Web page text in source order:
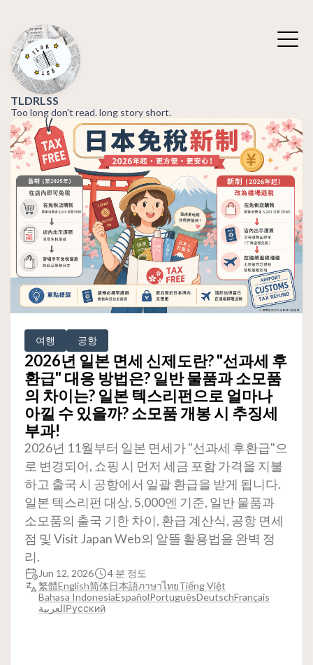
TLDRLSS
Too long don't read. long story short.
여행 공항
2026년 일본 면세 신제도란? "선과세 후
환급" 대응 방법은? 일반 물품과 소모품
의 차이는? 일본 텍스리펀으로 얼마나
아낄 수 있을까? 소모품 개봉 시 추징세
부과!
2026년 11월부터 일본 면세가 "선과세 후환급"으
로 변경되어, 쇼핑 시 먼저 세금 포함 가격을 지불
하고 출국 시 공항에서 일괄 환급을 받게 됩니다.
일본 텍스리펀 대상, 5,000엔 기준, 일반 물품과
소모품의 출국 기한 차이, 환급 계산식, 공항 면세
점 및 Visit Japan Web의 알뜰 활용법을 완벽 정
리.
Jun 12, 2026
4 분 정도
繁體English简体日本語ภาษาไทยTiếng Việt
Bahasa IndonesiaEspañolPortuguêsDeutschFrançais
العربيةРусский